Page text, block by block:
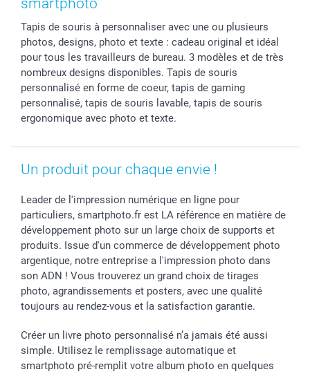
Dénicheur d'idées cadeau
Baptême
Toussaint
Rentrée des classes
Saint-Valentin
Vacances
Gestion des cookies
Tarifs
Partenariats & Influence
Investisseurs
Livraison
Modes de paiement
Grandes quantités
Statut de ma commande
smartphoto
Tapis de souris à personnaliser avec une ou plusieurs
photos, designs, photo et texte : cadeau original et idéal
pour tous les travailleurs de bureau. 3 modèles et de très
nombreux designs disponibles. Tapis de souris
personnalisé en forme de coeur, tapis de gaming
personnalisé, tapis de souris lavable, tapis de souris
ergonomique avec photo et texte.
Un produit pour chaque envie !
Leader de l'impression numérique en ligne pour
particuliers, smartphoto.fr est LA référence en matière de
développement photo sur un large choix de supports et
produits. Issue d'un commerce de développement photo
argentique, notre entreprise a l'impression photo dans
son ADN ! Vous trouverez un grand choix de tirages
photo, agrandissements et posters, avec une qualité
toujours au rendez-vous et la satisfaction garantie.
Créer un livre photo personnalisé n’a jamais été aussi
simple. Utilisez le remplissage automatique et
smartphoto pré-remplit votre album photo en quelques